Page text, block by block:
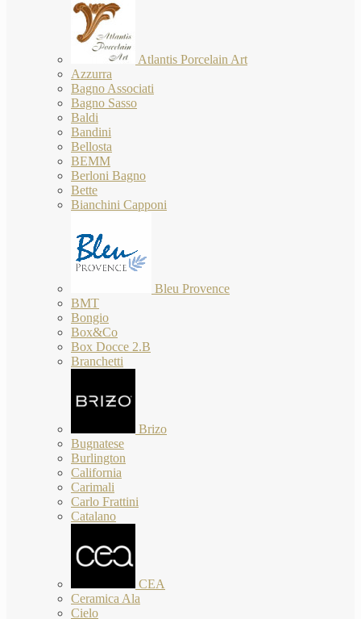
Atlantis Porcelain Art
Azzurra
Bagno Associati
Bagno Sasso
Baldi
Bandini
Bellosta
BEMM
Berloni Bagno
Bette
Bianchini Capponi
Bleu Provence
BMT
Bongio
Box&Co
Box Docce 2.B
Branchetti
Brizo
Bugnatese
Burlington
California
Carimali
Carlo Frattini
Catalano
CEA
Ceramica Ala
Cielo